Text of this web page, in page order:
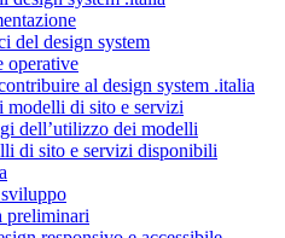
del design system
operative
al design system .italia
modelli di sito e servizi
dell’utilizzo dei modelli
di sito e servizi disponibili
preliminari